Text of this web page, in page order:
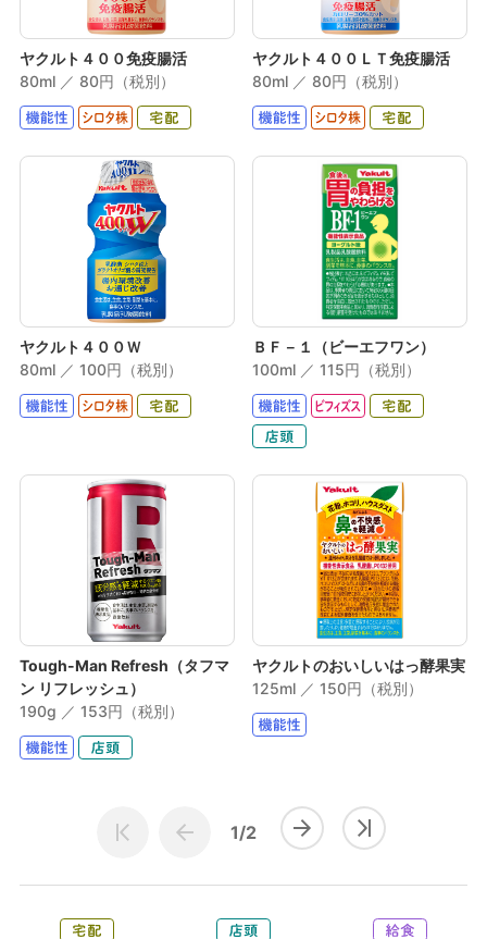
ヤクルト４００免疫腸活
80ml ／ 80円（税別）
ヤクルト４００ＬＴ免疫腸活
80ml ／ 80円（税別）
ヤクルト４００Ｗ
80ml ／ 100円（税別）
ＢＦ－１（ビーエフワン）
100ml ／ 115円（税別）
Tough-Man Refresh（タフマ
ン リフレッシュ）
190g ／ 153円（税別）
ヤクルトのおいしいはっ酵果実
125ml ／ 150円（税別）
1/2